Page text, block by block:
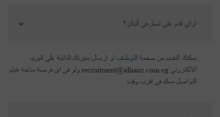
ازاي اقدم على شغل في أليانز؟
يمكنك التقديم من صفحة التوظيف أو ارسال سيرتك الذاتية علي البريد
الالكتروني recruitment@allianz.com.eg ولو فى اى فرصة متاحة هيتم
التواصل معك فى اقرب وقت